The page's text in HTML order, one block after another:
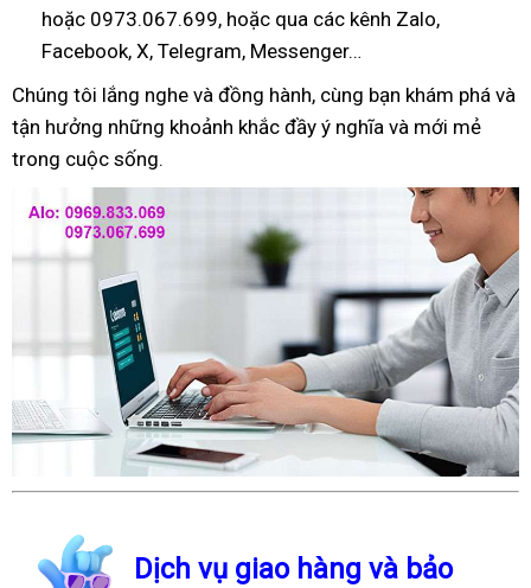
hoặc 0973.067.699, hoặc qua các kênh Zalo,
Facebook, X, Telegram, Messenger…
Chúng tôi lắng nghe và đồng hành, cùng bạn khám phá và
tận hưởng những khoảnh khắc đầy ý nghĩa và mới mẻ
trong cuộc sống.
Dịch vụ giao hàng và bảo